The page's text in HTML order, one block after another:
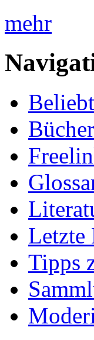
mehr
Bücher
Letzte
Tipps